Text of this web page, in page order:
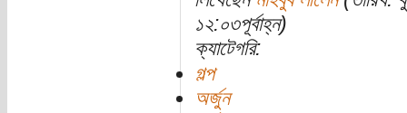
১২:০৩পূর্বাহ্ন)
ক্যাটেগরি:
গল্প
অর্জুন